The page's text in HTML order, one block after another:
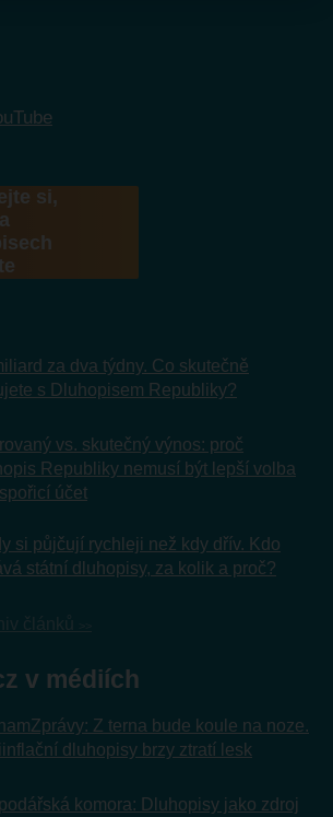
si,
za dva týdny. Co skutečně
s Dluhopisem Republiky?
vs. skutečný výnos: proč
Republiky nemusí být lepší volba
účet
si půjčují rychleji než kdy dřív. Kdo
státní dluhopisy, za kolik a proč?
v médiích
Z terna bude koule na noze.
dluhopisy brzy ztratí lesk
komora: Dluhopisy jako zdroj